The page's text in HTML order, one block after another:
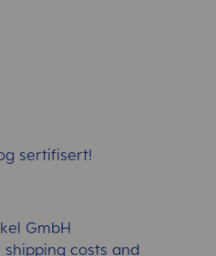
GmbH
shipping costs and
sertifisert!